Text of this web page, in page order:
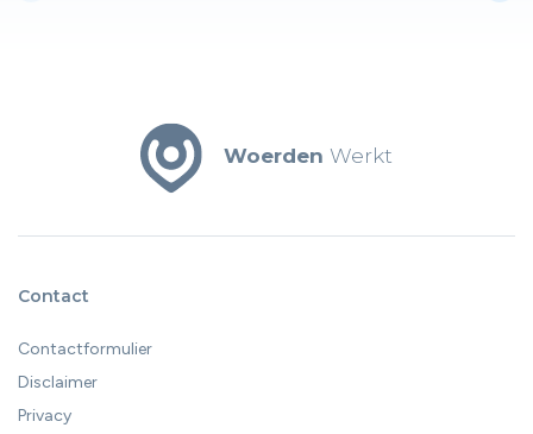
Woerden Werkt
Contact
Contactformulier
Disclaimer
Privacy